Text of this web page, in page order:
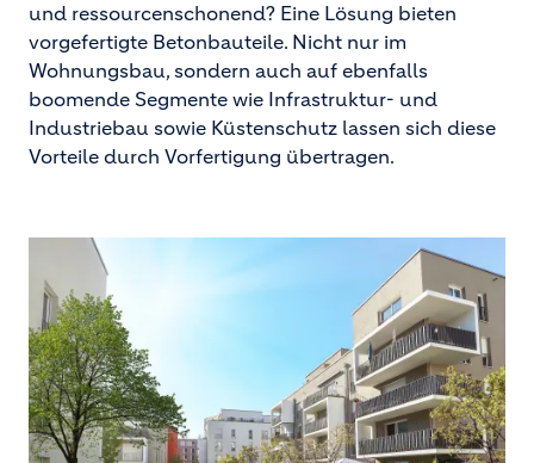
und ressourcenschonend? Eine Lösung bieten
vorgefertigte Betonbauteile. Nicht nur im
Wohnungsbau, sondern auch auf ebenfalls
boomende Segmente wie Infrastruktur- und
Industriebau sowie Küstenschutz lassen sich diese
Vorteile durch Vorfertigung übertragen.